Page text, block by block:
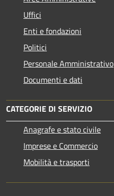
Uffici
Enti e fondazioni
Politici
Personale Amministrativo
Documenti e dati
CATEGORIE DI SERVIZIO
Anagrafe e stato civile
Imprese e Commercio
Mobilità e trasporti